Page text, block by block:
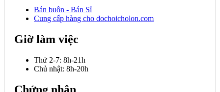
Bán buôn - Bán Sỉ
Cung cấp hàng cho dochoicholon.com
Giờ làm việc
Thứ 2-7: 8h-21h
Chủ nhật: 8h-20h